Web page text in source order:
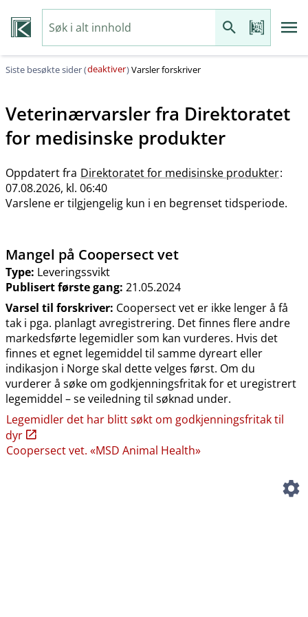
Siste besøkte sider (deaktiver)Varsler forskriver
Veterinærvarsler fra Direktoratet
for medisinske produkter
Oppdatert fra Direktoratet for medisinske produkter:
07.08.2026, kl. 06:40
Varslene er tilgjengelig kun i en begrenset tidsperiode.
Mangel på Coopersect vet
Type: Leveringssvikt
Publisert første gang: 21.05.2024
Varsel til forskriver: Coopersect vet er ikke lenger å få
tak i pga. planlagt avregistrering. Det finnes flere andre
markedsførte legemidler som kan vurderes. Hvis det
finnes et egnet legemiddel til samme dyreart eller
indikasjon i Norge skal dette velges først. Om du
vurderer å søke om godkjenningsfritak for et uregistrert
legemiddel – se veiledning til søknad under.
Legemidler det har blitt søkt om godkjenningsfritak til
dyr
Coopersect vet. «MSD Animal Health»